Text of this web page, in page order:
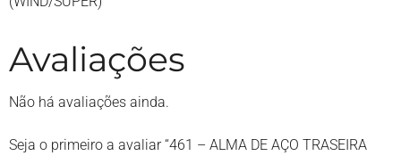
Avaliações
Não há avaliações ainda.
Seja o primeiro a avaliar “461 – ALMA DE AÇO TRASEIRA